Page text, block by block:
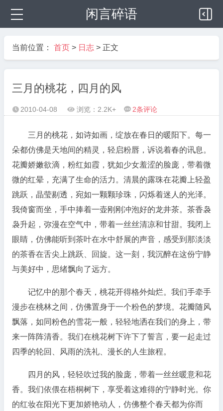
闲言碎语
当前位置： 首页 > 日志 > 正文
三月的桃花，四月的风
 2010-04-08  浏览：2.2K+  2条评论
三月的桃花，如诗如画，绽放在春日的暖阳下。每一
朵都仿佛是天地间的精灵，轻启粉唇，诉说着春的讯息。
花瓣娇嫩欲滴，粉红如霞，犹如少女羞涩的脸庞，带着微
微的红晕，充满了生命的活力。清晨的露珠在花瓣上轻盈
跳跃，晶莹剔透，宛如一颗颗珍珠，闪烁着迷人的光泽。
我倚窗而坐，手中捧着一壶刚刚冲泡好的龙井茶。茶香袅
袅升起，弥漫在空气中，带着一丝丝清凉和甘甜。我闭上
眼睛，仿佛能听到茶叶在水中舒展的声音，感受到那淡淡
的茶香在舌尖上跳跃、回旋。这一刻，我沉醉在这份宁静
与美好中，思绪飘向了远方。
记忆中的那个春天，桃花开得格外灿烂。我们手牵手
漫步在桃林之间，仿佛置身于一个粉色的梦境。花瓣随风
飘落，如同粉色的雪花一般，轻轻地洒在我们的身上，带
来一阵阵清香。我们在桃花树下许下了誓言，要一起走过
四季的轮回、风雨的洗礼、漫长的人生旅程。
四月的风，轻轻吹过我的脸庞，带着一丝丝暖意和花
香。我们依偎在梧桐树下，享受着这难得的宁静时光。你
的红妆在阳光下更加娇艳动人，仿佛整个春天都为你而